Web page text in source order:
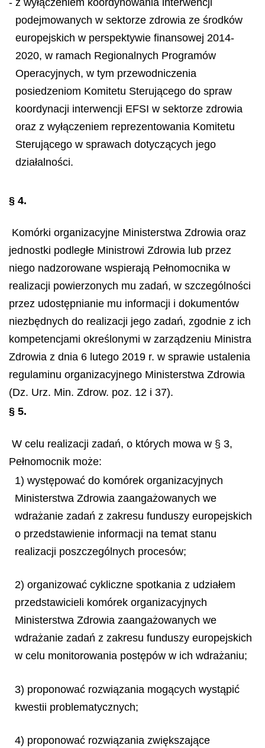
- z wyłączeniem koordynowania interwencji
podejmowanych w sektorze zdrowia ze środków
europejskich w perspektywie finansowej 2014-
2020, w ramach Regionalnych Programów
Operacyjnych, w tym przewodniczenia
posiedzeniom Komitetu Sterującego do spraw
koordynacji interwencji EFSI w sektorze zdrowia
oraz z wyłączeniem reprezentowania Komitetu
Sterującego w sprawach dotyczących jego
działalności.
§ 4.
Komórki organizacyjne Ministerstwa Zdrowia oraz
jednostki podległe Ministrowi Zdrowia lub przez
niego nadzorowane wspierają Pełnomocnika w
realizacji powierzonych mu zadań, w szczególności
przez udostępnianie mu informacji i dokumentów
niezbędnych do realizacji jego zadań, zgodnie z ich
kompetencjami określonymi w zarządzeniu Ministra
Zdrowia z dnia 6 lutego 2019 r. w sprawie ustalenia
regulaminu organizacyjnego Ministerstwa Zdrowia
(Dz. Urz. Min. Zdrow. poz. 12 i 37).
§ 5.
W celu realizacji zadań, o których mowa w § 3,
Pełnomocnik może:
1) występować do komórek organizacyjnych
Ministerstwa Zdrowia zaangażowanych we
wdrażanie zadań z zakresu funduszy europejskich
o przedstawienie informacji na temat stanu
realizacji poszczególnych procesów;
2) organizować cykliczne spotkania z udziałem
przedstawicieli komórek organizacyjnych
Ministerstwa Zdrowia zaangażowanych we
wdrażanie zadań z zakresu funduszy europejskich
w celu monitorowania postępów w ich wdrażaniu;
3) proponować rozwiązania mogących wystąpić
kwestii problematycznych;
4) proponować rozwiązania zwiększające